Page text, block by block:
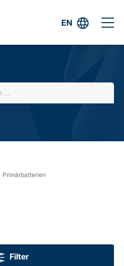
EN
Primärbatterien
Filter